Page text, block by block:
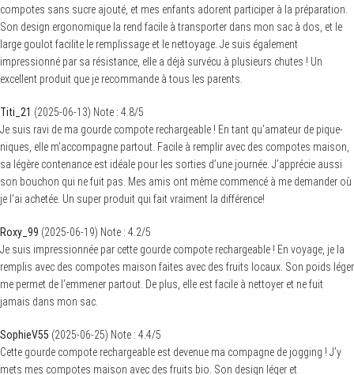
compotes sans sucre ajouté, et mes enfants adorent participer à la préparation.
Son design ergonomique la rend facile à transporter dans mon sac à dos, et le
large goulot facilite le remplissage et le nettoyage. Je suis également
impressionné par sa résistance, elle a déjà survécu à plusieurs chutes ! Un
excellent produit que je recommande à tous les parents.
Titi_21 (2025-06-13) Note : 4.8/5
Je suis ravi de ma gourde compote rechargeable ! En tant qu’amateur de pique-
niques, elle m’accompagne partout. Facile à remplir avec des compotes maison,
sa légère contenance est idéale pour les sorties d’une journée. J’apprécie aussi
son bouchon qui ne fuit pas. Mes amis ont même commencé à me demander où
je l’ai achetée. Un super produit qui fait vraiment la différence!
Roxy_99 (2025-06-19) Note : 4.2/5
Je suis impressionnée par cette gourde compote rechargeable ! En voyage, je la
remplis avec des compotes maison faites avec des fruits locaux. Son poids léger
me permet de l’emmener partout. De plus, elle est facile à nettoyer et ne fuit
jamais dans mon sac.
SophieV55 (2025-06-25) Note : 4.4/5
Cette gourde compote rechargeable est devenue ma compagne de jogging ! J’y
mets mes compotes maison avec des fruits bio. Son design léger et